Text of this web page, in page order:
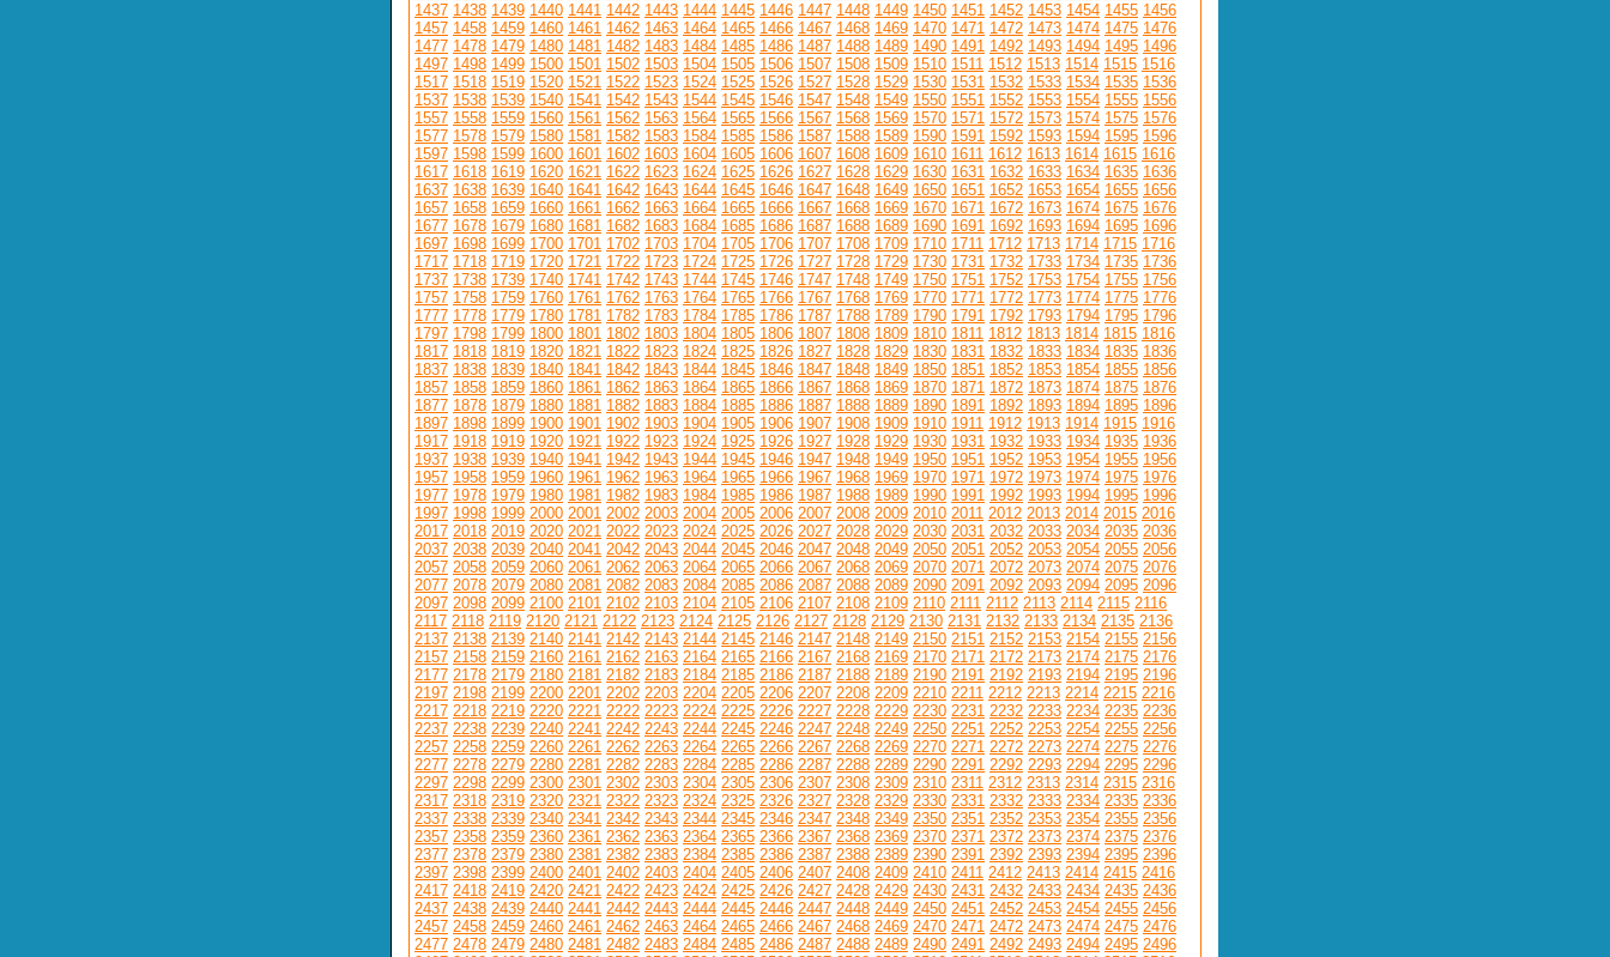
1437 1438 1439 1440 1441 1442 1443 1444 1445 1446 1447 1448 1449 1450 1451 1452 1453 1454 1455 1456
1457 1458 1459 1460 1461 1462 1463 1464 1465 1466 1467 1468 1469 1470 1471 1472 1473 1474 1475 1476
1477 1478 1479 1480 1481 1482 1483 1484 1485 1486 1487 1488 1489 1490 1491 1492 1493 1494 1495 1496
1497 1498 1499 1500 1501 1502 1503 1504 1505 1506 1507 1508 1509 1510 1511 1512 1513 1514 1515 1516
1517 1518 1519 1520 1521 1522 1523 1524 1525 1526 1527 1528 1529 1530 1531 1532 1533 1534 1535 1536
1537 1538 1539 1540 1541 1542 1543 1544 1545 1546 1547 1548 1549 1550 1551 1552 1553 1554 1555 1556
1557 1558 1559 1560 1561 1562 1563 1564 1565 1566 1567 1568 1569 1570 1571 1572 1573 1574 1575 1576
1577 1578 1579 1580 1581 1582 1583 1584 1585 1586 1587 1588 1589 1590 1591 1592 1593 1594 1595 1596
1597 1598 1599 1600 1601 1602 1603 1604 1605 1606 1607 1608 1609 1610 1611 1612 1613 1614 1615 1616
1617 1618 1619 1620 1621 1622 1623 1624 1625 1626 1627 1628 1629 1630 1631 1632 1633 1634 1635 1636
1637 1638 1639 1640 1641 1642 1643 1644 1645 1646 1647 1648 1649 1650 1651 1652 1653 1654 1655 1656
1657 1658 1659 1660 1661 1662 1663 1664 1665 1666 1667 1668 1669 1670 1671 1672 1673 1674 1675 1676
1677 1678 1679 1680 1681 1682 1683 1684 1685 1686 1687 1688 1689 1690 1691 1692 1693 1694 1695 1696
1697 1698 1699 1700 1701 1702 1703 1704 1705 1706 1707 1708 1709 1710 1711 1712 1713 1714 1715 1716
1717 1718 1719 1720 1721 1722 1723 1724 1725 1726 1727 1728 1729 1730 1731 1732 1733 1734 1735 1736
1737 1738 1739 1740 1741 1742 1743 1744 1745 1746 1747 1748 1749 1750 1751 1752 1753 1754 1755 1756
1757 1758 1759 1760 1761 1762 1763 1764 1765 1766 1767 1768 1769 1770 1771 1772 1773 1774 1775 1776
1777 1778 1779 1780 1781 1782 1783 1784 1785 1786 1787 1788 1789 1790 1791 1792 1793 1794 1795 1796
1797 1798 1799 1800 1801 1802 1803 1804 1805 1806 1807 1808 1809 1810 1811 1812 1813 1814 1815 1816
1817 1818 1819 1820 1821 1822 1823 1824 1825 1826 1827 1828 1829 1830 1831 1832 1833 1834 1835 1836
1837 1838 1839 1840 1841 1842 1843 1844 1845 1846 1847 1848 1849 1850 1851 1852 1853 1854 1855 1856
1857 1858 1859 1860 1861 1862 1863 1864 1865 1866 1867 1868 1869 1870 1871 1872 1873 1874 1875 1876
1877 1878 1879 1880 1881 1882 1883 1884 1885 1886 1887 1888 1889 1890 1891 1892 1893 1894 1895 1896
1897 1898 1899 1900 1901 1902 1903 1904 1905 1906 1907 1908 1909 1910 1911 1912 1913 1914 1915 1916
1917 1918 1919 1920 1921 1922 1923 1924 1925 1926 1927 1928 1929 1930 1931 1932 1933 1934 1935 1936
1937 1938 1939 1940 1941 1942 1943 1944 1945 1946 1947 1948 1949 1950 1951 1952 1953 1954 1955 1956
1957 1958 1959 1960 1961 1962 1963 1964 1965 1966 1967 1968 1969 1970 1971 1972 1973 1974 1975 1976
1977 1978 1979 1980 1981 1982 1983 1984 1985 1986 1987 1988 1989 1990 1991 1992 1993 1994 1995 1996
1997 1998 1999 2000 2001 2002 2003 2004 2005 2006 2007 2008 2009 2010 2011 2012 2013 2014 2015 2016
2017 2018 2019 2020 2021 2022 2023 2024 2025 2026 2027 2028 2029 2030 2031 2032 2033 2034 2035 2036
2037 2038 2039 2040 2041 2042 2043 2044 2045 2046 2047 2048 2049 2050 2051 2052 2053 2054 2055 2056
2057 2058 2059 2060 2061 2062 2063 2064 2065 2066 2067 2068 2069 2070 2071 2072 2073 2074 2075 2076
2077 2078 2079 2080 2081 2082 2083 2084 2085 2086 2087 2088 2089 2090 2091 2092 2093 2094 2095 2096
2097 2098 2099 2100 2101 2102 2103 2104 2105 2106 2107 2108 2109 2110 2111 2112 2113 2114 2115 2116
2117 2118 2119 2120 2121 2122 2123 2124 2125 2126 2127 2128 2129 2130 2131 2132 2133 2134 2135 2136
2137 2138 2139 2140 2141 2142 2143 2144 2145 2146 2147 2148 2149 2150 2151 2152 2153 2154 2155 2156
2157 2158 2159 2160 2161 2162 2163 2164 2165 2166 2167 2168 2169 2170 2171 2172 2173 2174 2175 2176
2177 2178 2179 2180 2181 2182 2183 2184 2185 2186 2187 2188 2189 2190 2191 2192 2193 2194 2195 2196
2197 2198 2199 2200 2201 2202 2203 2204 2205 2206 2207 2208 2209 2210 2211 2212 2213 2214 2215 2216
2217 2218 2219 2220 2221 2222 2223 2224 2225 2226 2227 2228 2229 2230 2231 2232 2233 2234 2235 2236
2237 2238 2239 2240 2241 2242 2243 2244 2245 2246 2247 2248 2249 2250 2251 2252 2253 2254 2255 2256
2257 2258 2259 2260 2261 2262 2263 2264 2265 2266 2267 2268 2269 2270 2271 2272 2273 2274 2275 2276
2277 2278 2279 2280 2281 2282 2283 2284 2285 2286 2287 2288 2289 2290 2291 2292 2293 2294 2295 2296
2297 2298 2299 2300 2301 2302 2303 2304 2305 2306 2307 2308 2309 2310 2311 2312 2313 2314 2315 2316
2317 2318 2319 2320 2321 2322 2323 2324 2325 2326 2327 2328 2329 2330 2331 2332 2333 2334 2335 2336
2337 2338 2339 2340 2341 2342 2343 2344 2345 2346 2347 2348 2349 2350 2351 2352 2353 2354 2355 2356
2357 2358 2359 2360 2361 2362 2363 2364 2365 2366 2367 2368 2369 2370 2371 2372 2373 2374 2375 2376
2377 2378 2379 2380 2381 2382 2383 2384 2385 2386 2387 2388 2389 2390 2391 2392 2393 2394 2395 2396
2397 2398 2399 2400 2401 2402 2403 2404 2405 2406 2407 2408 2409 2410 2411 2412 2413 2414 2415 2416
2417 2418 2419 2420 2421 2422 2423 2424 2425 2426 2427 2428 2429 2430 2431 2432 2433 2434 2435 2436
2437 2438 2439 2440 2441 2442 2443 2444 2445 2446 2447 2448 2449 2450 2451 2452 2453 2454 2455 2456
2457 2458 2459 2460 2461 2462 2463 2464 2465 2466 2467 2468 2469 2470 2471 2472 2473 2474 2475 2476
2477 2478 2479 2480 2481 2482 2483 2484 2485 2486 2487 2488 2489 2490 2491 2492 2493 2494 2495 2496